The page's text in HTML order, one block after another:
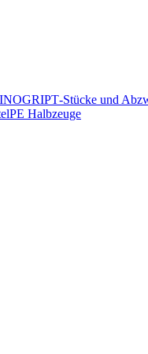
T‑Stücke und
PE Halbzeuge